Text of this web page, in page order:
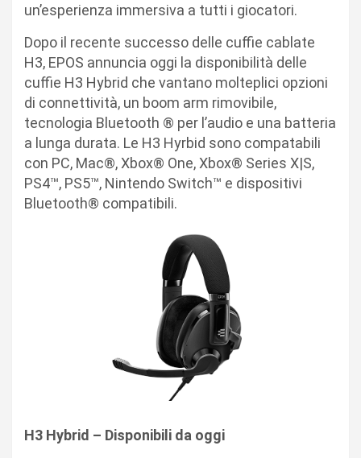
un’esperienza immersiva a tutti i giocatori.
Dopo il recente successo delle cuffie cablate
H3, EPOS annuncia oggi la disponibilità delle
cuffie H3 Hybrid che vantano molteplici opzioni
di connettività, un boom arm rimovibile,
tecnologia Bluetooth ® per l’audio e una batteria
a lunga durata. Le H3 Hyrbid sono compatabili
con PC, Mac®, Xbox® One, Xbox® Series X|S,
PS4™, PS5™, Nintendo Switch™ e dispositivi
Bluetooth® compatibili.
H3 Hybrid – Disponibili da oggi